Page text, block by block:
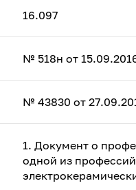
16.097
№ 518н от
№ 43830 от
1. Документ о
одной из